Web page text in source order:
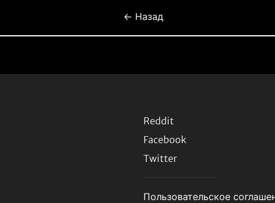
← Назад
Reddit
Facebook
Twitter
Пользовательское